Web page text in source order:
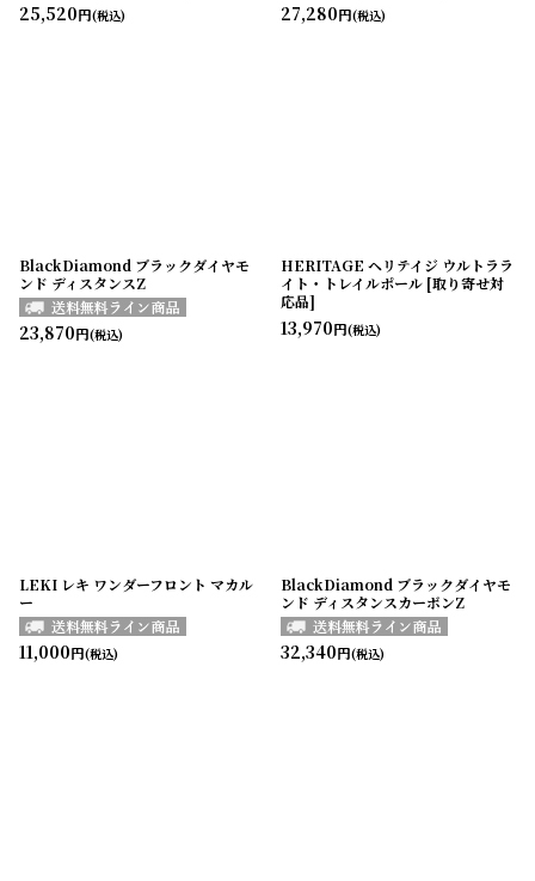
25,520円(税込) 27,280円(税込)
BlackDiamond ブラックダイヤモ
ンド ディスタンスZ
23,870円(税込)
HERITAGE ヘリテイジ ウルトララ
イト・トレイルポール [取り寄せ対
応品]
13,970円(税込)
LEKI レキ ワンダーフロント マカル
ー
11,000円(税込)
BlackDiamond ブラックダイヤモ
ンド ディスタンスカーボンZ
32,340円(税込)